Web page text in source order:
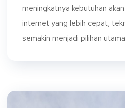
meningkatnya kebutuhan
internet yang lebih cepat,
semakin menjadi pilihan